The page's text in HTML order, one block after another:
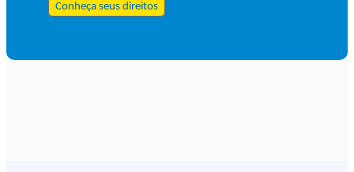
Conheça seus direitos